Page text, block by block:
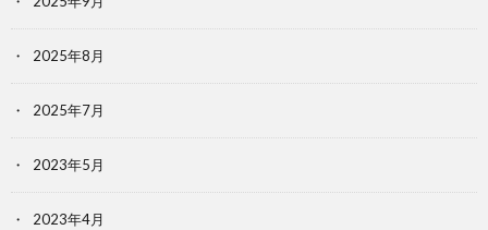
2025年8月
2025年7月
2023年5月
2023年4月